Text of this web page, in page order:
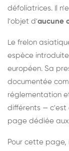
défoliatrices. Il
l'objet d'aucune
Le frelon
espèce
européen. Sa
documentée
réglementation
différents — c'est
page dédiée
Pour cette page,